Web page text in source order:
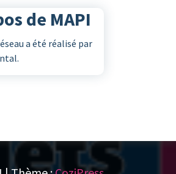
de MAPI
a été réalisé par